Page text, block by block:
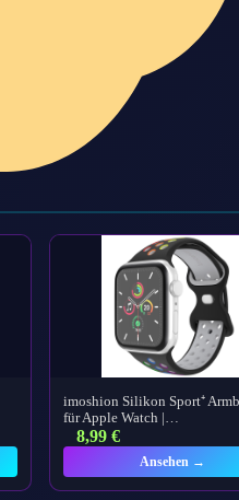
imoshion Silikon Sport⁺
für Apple Watch |…
8,99 €
Ansehen →